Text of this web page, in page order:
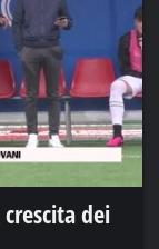
dei